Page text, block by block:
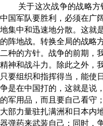
关于这次战争的战略
中国军队要胜利，必须在广
地集中和迅速地分散。这就
的阵地战。转换全局的战略
二种的方针。战争的前期，
精神和战斗力。除此之外，
只要组织和指挥得当，能使
争是在中国打的，这就是说
的军用品，而且要自己看守
大部力量驻扎满洲和日本内
器弹药来武装自己；同时，